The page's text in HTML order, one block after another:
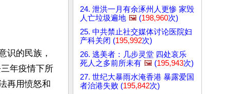
识的民族，
年疫情下所
再用愤怒和
24. 泄洪一月有余涿州人更惨 家毁
人亡垃圾遍地 🖼️ (198,960次)
25. 中共禁止社交媒体讨论医院妇
产科关闭 (195,992次)
26. 逃美者：几步灵堂 四处哀乐
死人之多前所未有 🖼️ (195,943次)
27. 世纪大暴雨水淹香港 暴露爱国
者治港失败 (195,842次)